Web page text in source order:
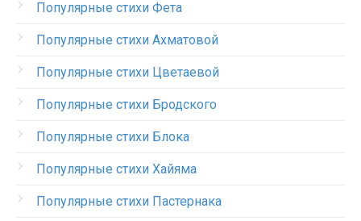
Популярные стихи Фета
Популярные стихи Ахматовой
Популярные стихи Цветаевой
Популярные стихи Бродского
Популярные стихи Блока
Популярные стихи Хайяма
Популярные стихи Пастернака